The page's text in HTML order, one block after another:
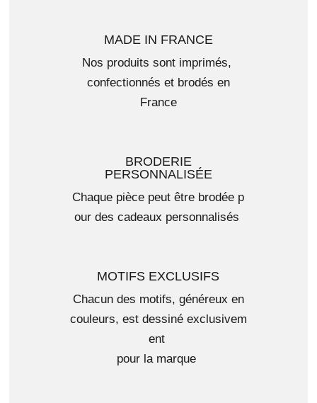
MADE IN FRANCE
Nos produits sont imprimés,
confectionnés et brodés en
France​
BRODERIE
PERSONNALISÉE
Chaque pièce peut être brodée p
our des cadeaux personnalisés ​
MOTIFS EXCLUSIFS
Chacun des motifs, généreux en
couleurs, est dessiné exclusivem
ent
pour la marque